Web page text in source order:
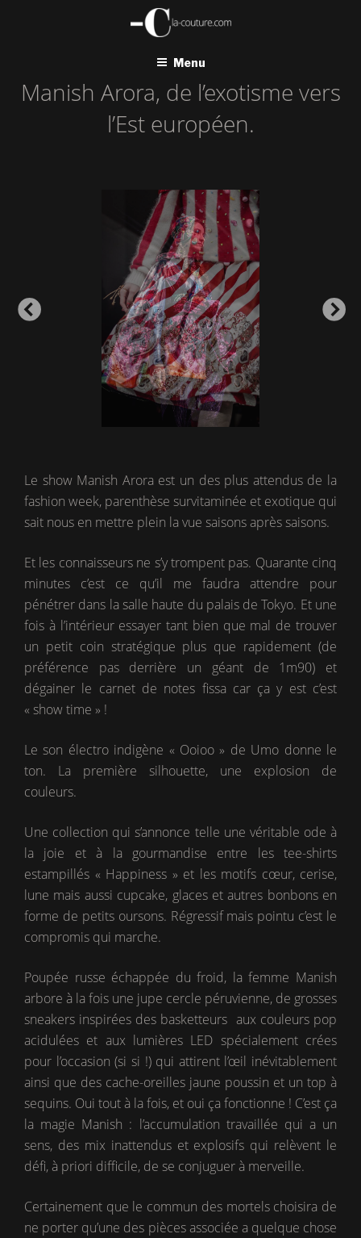
Menu
Manish Arora, de l’exotisme vers
l’Est européen.
Le show Manish Arora est un des plus attendus de la
fashion week, parenthèse survitaminée et exotique qui
sait nous en mettre plein la vue saisons après saisons.
Et les connaisseurs ne s’y trompent pas. Quarante cinq
minutes c’est ce qu’il me faudra attendre pour
pénétrer dans la salle haute du palais de Tokyo. Et une
fois à l’intérieur essayer tant bien que mal de trouver
un petit coin stratégique plus que rapidement (de
préférence pas derrière un géant de 1m90) et
dégainer le carnet de notes fissa car ça y est c’est
« show time » !
Le son électro indigène « Ooioo » de Umo donne le
ton. La première silhouette, une explosion de
couleurs.
Une collection qui s’annonce telle une véritable ode à
la joie et à la gourmandise entre les tee-shirts
estampillés « Happiness » et les motifs cœur, cerise,
lune mais aussi cupcake, glaces et autres bonbons en
forme de petits oursons. Régressif mais pointu c’est le
compromis qui marche.
Poupée russe échappée du froid, la femme Manish
arbore à la fois une jupe cercle péruvienne, de grosses
sneakers inspirées des basketteurs aux couleurs pop
acidulées et aux lumières LED spécialement crées
pour l’occasion (si si !) qui attirent l’œil inévitablement
ainsi que des cache-oreilles jaune poussin et un top à
sequins. Oui tout à la fois, et oui ça fonctionne ! C’est ça
la magie Manish : l’accumulation travaillée qui a un
sens, des mix inattendus et explosifs qui relèvent le
défi, à priori difficile, de se conjuguer à merveille.
Certainement que le commun des mortels choisira de
ne porter qu’une des pièces associée a quelque chose